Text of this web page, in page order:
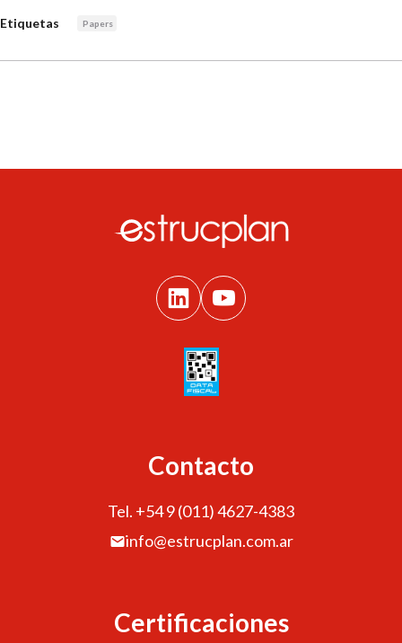
Etiquetas Papers
Contacto
Tel. +54 9 (011) 4627-4383
info@estrucplan.com.ar
Certificaciones